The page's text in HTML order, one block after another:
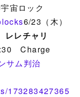
宇宙ロック
6/23（木）
レレチャリ
Charge
サム判治
173283427365